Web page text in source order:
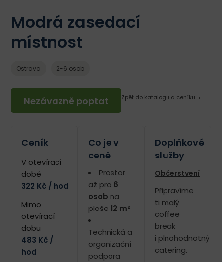
Modrá zasedací
místnost
Ostrava 2-6 osob
Nezávazně poptat Zpět do katalogu a ceníku
Ceník
V otevírací
době
322 Kč / hod
Mimo
otevírací
dobu
483 Kč /
hod
Co je v
ceně
Prostor
až pro 6
osob na
ploše 12 m²
Technická a
organizační
podpora
Doplňkové
služby
Občerstvení
Připravíme
ti malý
coffee
break
i plnohodnotný
catering.